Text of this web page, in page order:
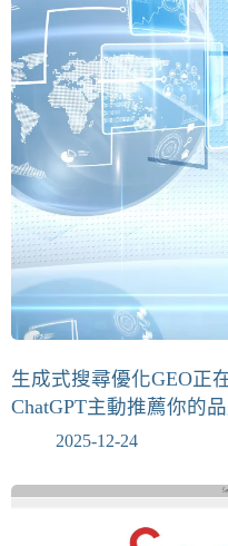
生成式搜尋優化GEO正
ChatGPT主動推薦你的
2025-12-24